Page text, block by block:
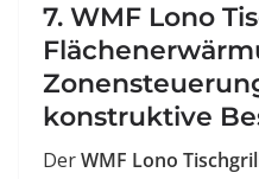
7. WMF Lono
konstruktive
DerWMF Lono